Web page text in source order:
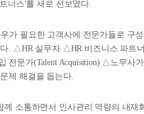
너스'를 새로 선보였다.
가 필요한 고객사에 전문가들로 구성
. △HR 실무자 △HR 비즈니스 파트
전문가(Talent Acquisition) △노무사가
제 해결을 돕는다.
께 소통하면서 인사관리 역량의 내재